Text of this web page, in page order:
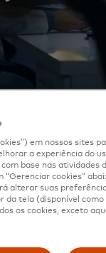
em nossos sites
a experiência do
base nas atividades
cookies”
alterar suas
tela (disponível como
os cookies, exceto